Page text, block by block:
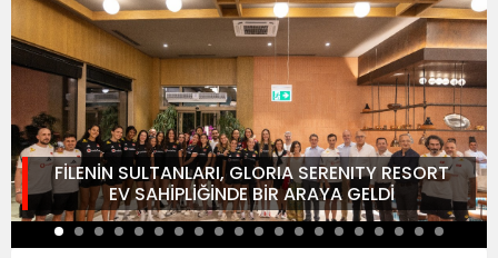
FİLENİN SULTANLARI, GLORIA SERENITY RESORT
EV SAHİPLİĞİNDE BİR ARAYA GELDİ